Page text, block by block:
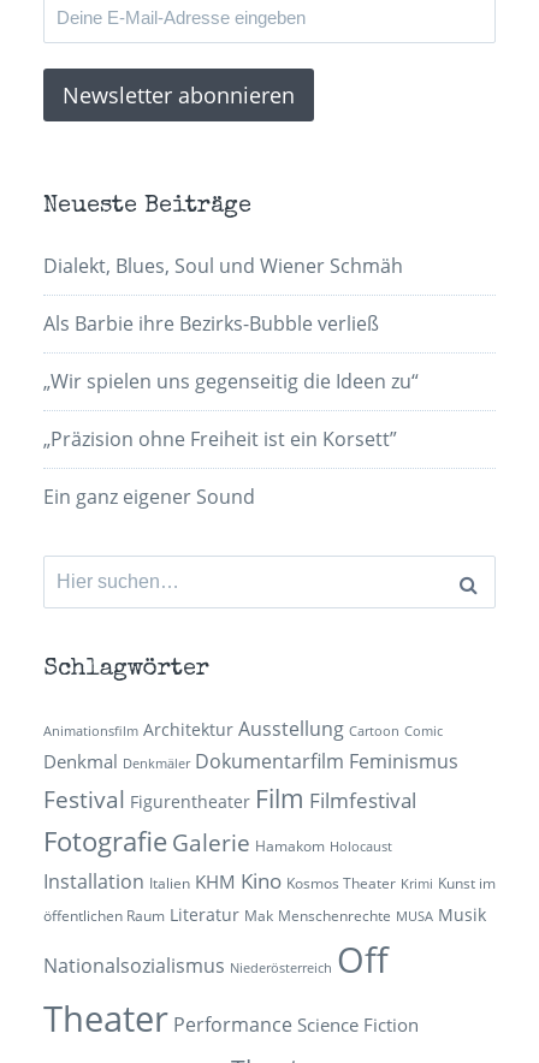
Neueste Beiträge
Dialekt, Blues, Soul und Wiener Schmäh
Als Barbie ihre Bezirks-Bubble verließ
„Wir spielen uns gegenseitig die Ideen zu“
„Präzision ohne Freiheit ist ein Korsett”
Ein ganz eigener Sound
Suchen
nach:
Schlagwörter
Animationsfilm Architektur Ausstellung Cartoon Comic
Denkmal Denkmäler Dokumentarfilm Feminismus
Festival Figurentheater Film Filmfestival
Fotografie Galerie Hamakom Holocaust
Installation Italien KHM Kino Kosmos Theater Krimi Kunst im
öffentlichen Raum Literatur Mak Menschenrechte MUSA Musik
Nationalsozialismus Niederösterreich Off
Theater Performance Science Fiction